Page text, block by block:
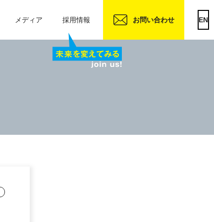
EN
メディア 採用情報 お問い合わせ